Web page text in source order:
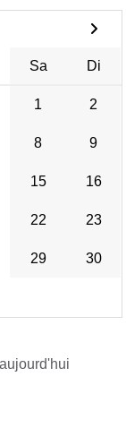
Sa Di
1 2
8 9
15 16
22 23
29 30